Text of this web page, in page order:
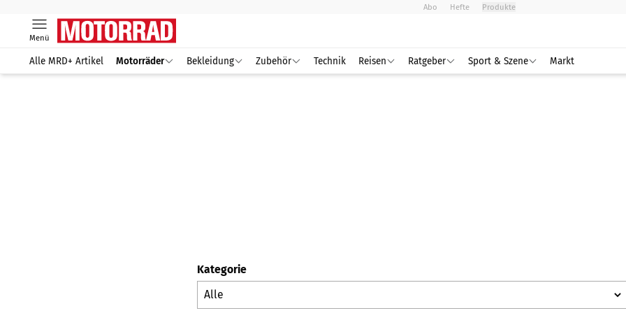
Abo Hefte Produkte
Menü
Alle MRD+ Artikel Motorräder Bekleidung Zubehör Technik Reisen Ratgeber Sport & Szene Markt
Kategorie